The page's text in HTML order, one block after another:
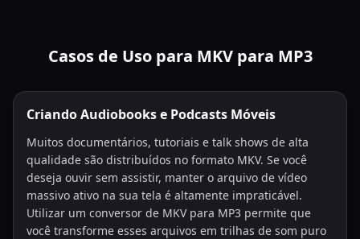
Casos de Uso para MKV para MP3
Criando Audiobooks e Podcasts Móveis
Muitos documentários, tutoriais e talk shows de alta
qualidade são distribuídos no formato MKV. Se você
deseja ouvir sem assistir, manter o arquivo de vídeo
massivo ativo na sua tela é altamente impraticável.
Utilizar um conversor de MKV para MP3 permite que
você transforme esses arquivos em trilhas de som puro